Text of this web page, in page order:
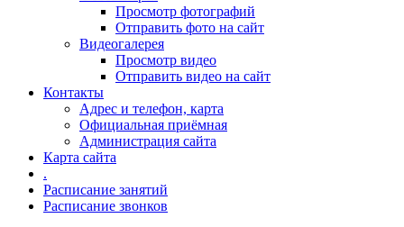
Просмотр фотографий
Отправить фото на сайт
Видеогалерея
Просмотр видео
Отправить видео на сайт
Контакты
Адрес и телефон, карта
Официальная приёмная
Администрация сайта
Карта сайта
.
Расписание занятий
Расписание звонков